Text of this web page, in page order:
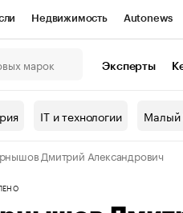
Недвижимость Autonews
Проверка контрагентов
Эксперты
IT и технологии Малый
Дмитрий Александрович